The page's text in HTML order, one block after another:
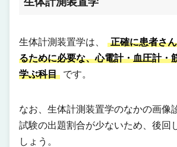
生体計測装置学は、
正確に患者さ
るために必要な、心電計・血圧計・
学ぶ科目
です。
なお、生体計測装置学のなかの画像
試験の出題割合が少ないため、後回
しょう。